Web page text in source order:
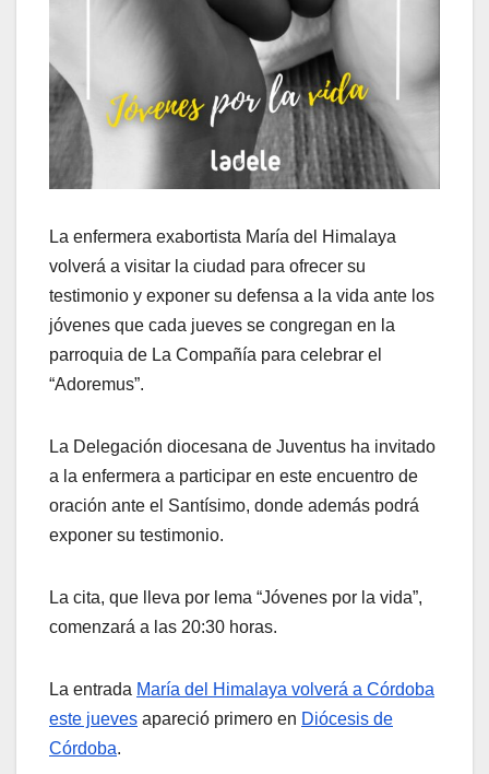
La enfermera exabortista María del Himalaya
volverá a visitar la ciudad para ofrecer su
testimonio y exponer su defensa a la vida ante los
jóvenes que cada jueves se congregan en la
parroquia de La Compañía para celebrar el
“Adoremus”.
La Delegación diocesana de Juventus ha invitado
a la enfermera a participar en este encuentro de
oración ante el Santísimo, donde además podrá
exponer su testimonio.
La cita, que lleva por lema “Jóvenes por la vida”,
comenzará a las 20:30 horas.
La entrada María del Himalaya volverá a Córdoba
este jueves apareció primero en Diócesis de
Córdoba.